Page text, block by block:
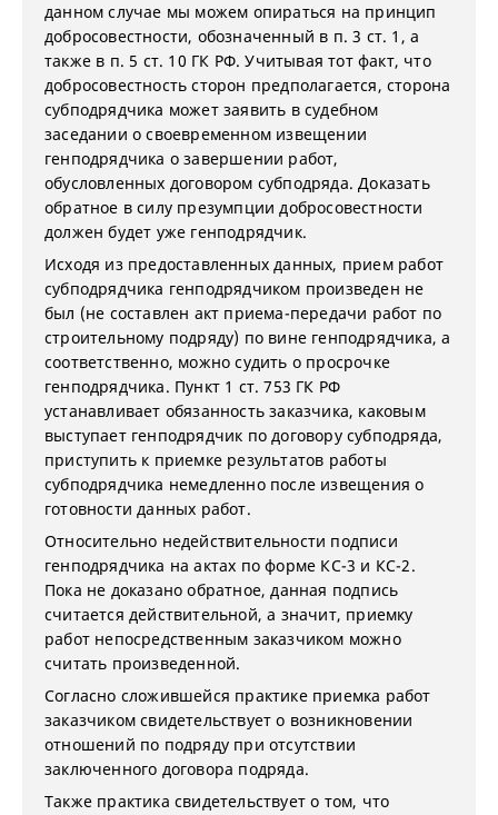
данном случае мы можем опираться на принцип
добросовестности, обозначенный в п. 3 ст. 1, а
также в п. 5 ст. 10 ГК РФ. Учитывая тот факт, что
добросовестность сторон предполагается, сторона
субподрядчика может заявить в судебном
заседании о своевременном извещении
генподрядчика о завершении работ,
обусловленных договором субподряда. Доказать
обратное в силу презумпции добросовестности
должен будет уже генподрядчик.
Исходя из предоставленных данных, прием работ
субподрядчика генподрядчиком произведен не
был (не составлен акт приема-передачи работ по
строительному подряду) по вине генподрядчика, а
соответственно, можно судить о просрочке
генподрядчика. Пункт 1 ст. 753 ГК РФ
устанавливает обязанность заказчика, каковым
выступает генподрядчик по договору субподряда,
приступить к приемке результатов работы
субподрядчика немедленно после извещения о
готовности данных работ.
Относительно недействительности подписи
генподрядчика на актах по форме КС-3 и КС-2.
Пока не доказано обратное, данная подпись
считается действительной, а значит, приемку
работ непосредственным заказчиком можно
считать произведенной.
Согласно сложившейся практике приемка работ
заказчиком свидетельствует о возникновении
отношений по подряду при отсутствии
заключенного договора подряда.
Также практика свидетельствует о том, что